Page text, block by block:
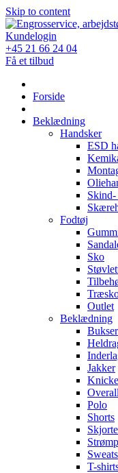
Skip to content
Kundelogin
+45 21 66 24 04
Få et tilbud
Forside
Beklædning
Handsker
ESD
Skind-
Fodtøj
Sko
Outlet
Beklædning
Bukser
Jakker
Polo
Shorts
T-